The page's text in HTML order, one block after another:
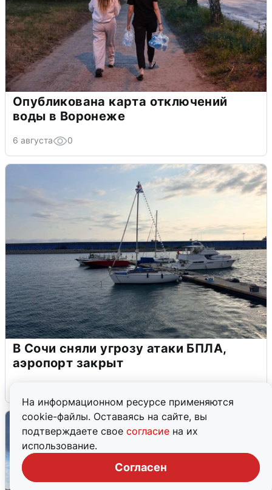
На информационном ресурсе применяются
cookie-файлы. Оставаясь на сайте, вы
подтверждаете свое согласие на их
использование.
Согласен
Опубликована карта отключений
воды в Воронеже
6 августа 0
В Сочи сняли угрозу атаки БПЛА,
аэропорт закрыт